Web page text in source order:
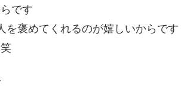
です
を褒めてくれるのが嬉しいからです